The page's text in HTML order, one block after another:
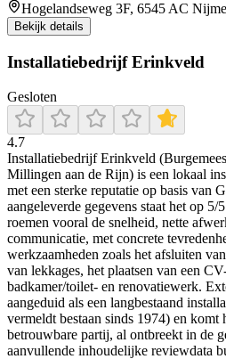
Hogelandseweg 3F, 6545 AC
Bekijk details
Installatiebedrijf Erinkveld
Gesloten
4.7
Installatiebedrijf Erinkveld
Millingen aan de Rijn) is een lokaal
met een sterke reputatie op basis van
aangeleverde gegevens staat het op
roemen vooral de snelheid, nette
communicatie, met concrete
werkzaamheden zoals het afsluiten
van lekkages, het plaatsen van een
badkamer/toilet- en renovatiewerk.
aangeduid als een langbestaand
vermeldt bestaan sinds 1974) en komt
betrouwbare partij, al ontbreekt in de
aanvullende inhoudelijke reviewdata